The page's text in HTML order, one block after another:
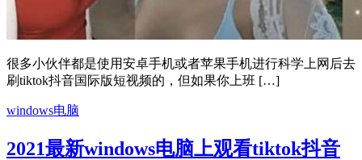
很多小伙伴都是使用安卓手机或者苹果手机进行科学上网后去
刷tiktok抖音国际版短视频的，但如果你上班 […]
windows电脑
2021最新windows电脑上观看tiktok抖音